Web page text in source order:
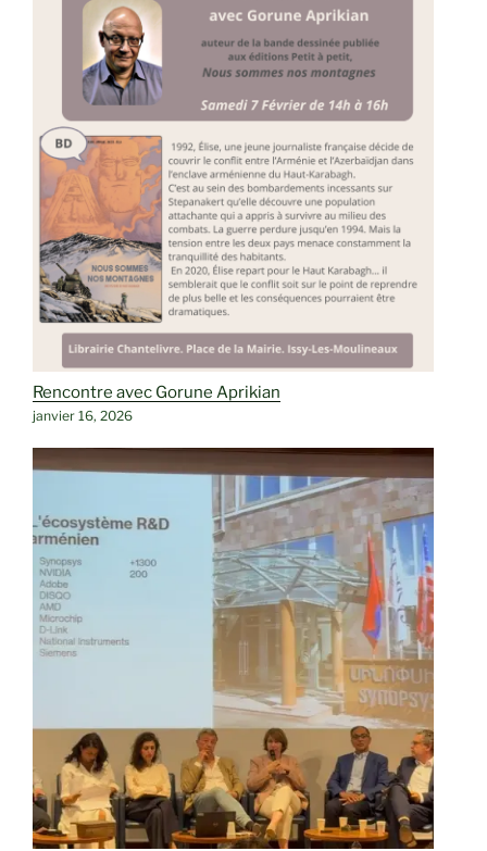
Rencontre avec Gorune Aprikian
janvier 16, 2026